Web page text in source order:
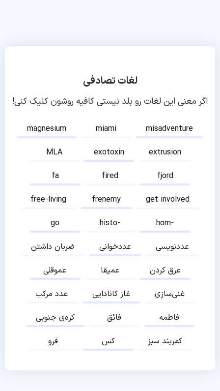
لغات تصادفی
اگر معنی این لغات رو بلد نیستی کافیه روشون کلیک کنی!
magnesium miami
misadventure
MLA
exotoxin
extrusion
fa
fired
fjord
free-living
frenemy
get involved
go
histo-
hom-
ضربان داشتن
عددخوانی
عددنویسی
عموقلی
عمیقا
عرق کردن
عدد مرکب
غاز کانادایی
غنی‌سازی
کره‌ی جنوبی
فائق
فاطمه
فرو
کس کمربند سبز